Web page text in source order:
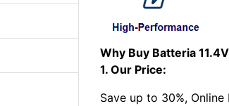
Why Buy Batteria
1. Our Price:
Save up to 30%,